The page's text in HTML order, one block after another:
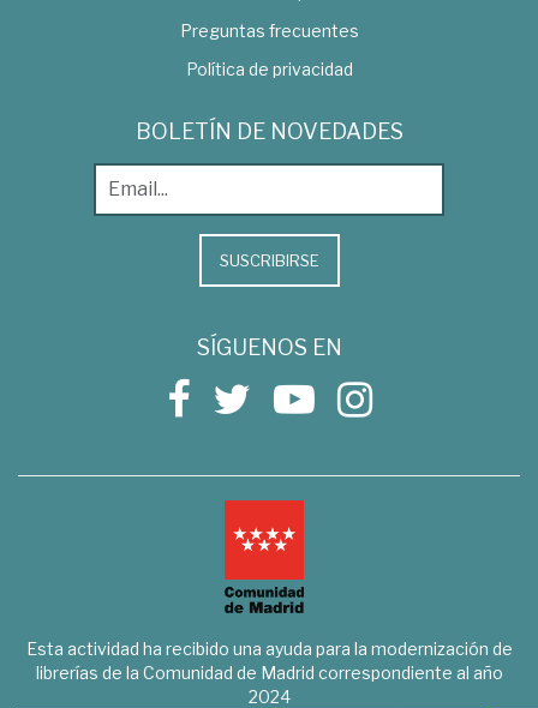
Preguntas frecuentes
Política de privacidad
BOLETÍN DE NOVEDADES
SUSCRIBIRSE
SÍGUENOS EN
Esta actividad ha recibido una ayuda para la modernización de
librerías de la Comunidad de Madrid correspondiente al año
2024